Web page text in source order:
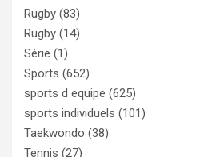
Rugby (83)
Rugby (14)
Série (1)
Sports (652)
sports d equipe (625)
sports individuels (101)
Taekwondo (38)
Tennis (27)